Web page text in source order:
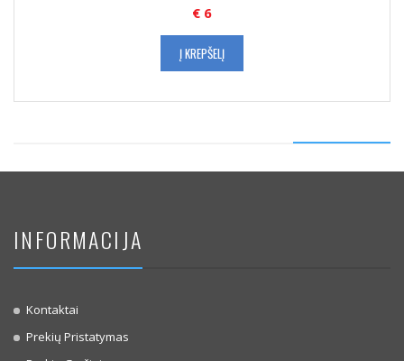
€ 6
Į KREPŠELĮ
INFORMACIJA
Kontaktai
Prekių Pristatymas